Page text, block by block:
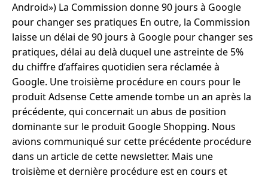
Android») La Commission donne 90 jours à Google
pour changer ses pratiques En outre, la Commission
laisse un délai de 90 jours à Google pour changer ses
pratiques, délai au delà duquel une astreinte de 5%
du chiffre d’affaires quotidien sera réclamée à
Google. Une troisième procédure en cours pour le
produit Adsense Cette amende tombe un an après la
précédente, qui concernait un abus de position
dominante sur le produit Google Shopping. Nous
avions communiqué sur cette précédente procédure
dans un article de cette newsletter. Mais une
troisième et dernière procédure est en cours et